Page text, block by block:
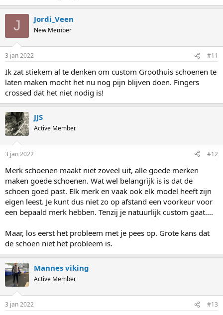
J Jordi_Veen
New Member
3 jan 2022 #11
Ik zat stiekem al te denken om custom Groothuis schoenen te
laten maken mocht het nu nog pijn blijven doen. Fingers
crossed dat het niet nodig is!
JJS
Active Member
3 jan 2022 #12
Merk schoenen maakt niet zoveel uit, alle goede merken
maken goede schoenen. Wat wel belangrijk is is dat de
schoen goed past. Elk merk en vaak ook elk model heeft zijn
eigen leest. Je kunt dus niet zo op afstand een voorkeur voor
een bepaald merk hebben. Tenzij je natuurlijk custom gaat....
Maar, los eerst het probleem met je pees op. Grote kans dat
de schoen niet het probleem is.
Mannes viking
Active Member
3 jan 2022 #13